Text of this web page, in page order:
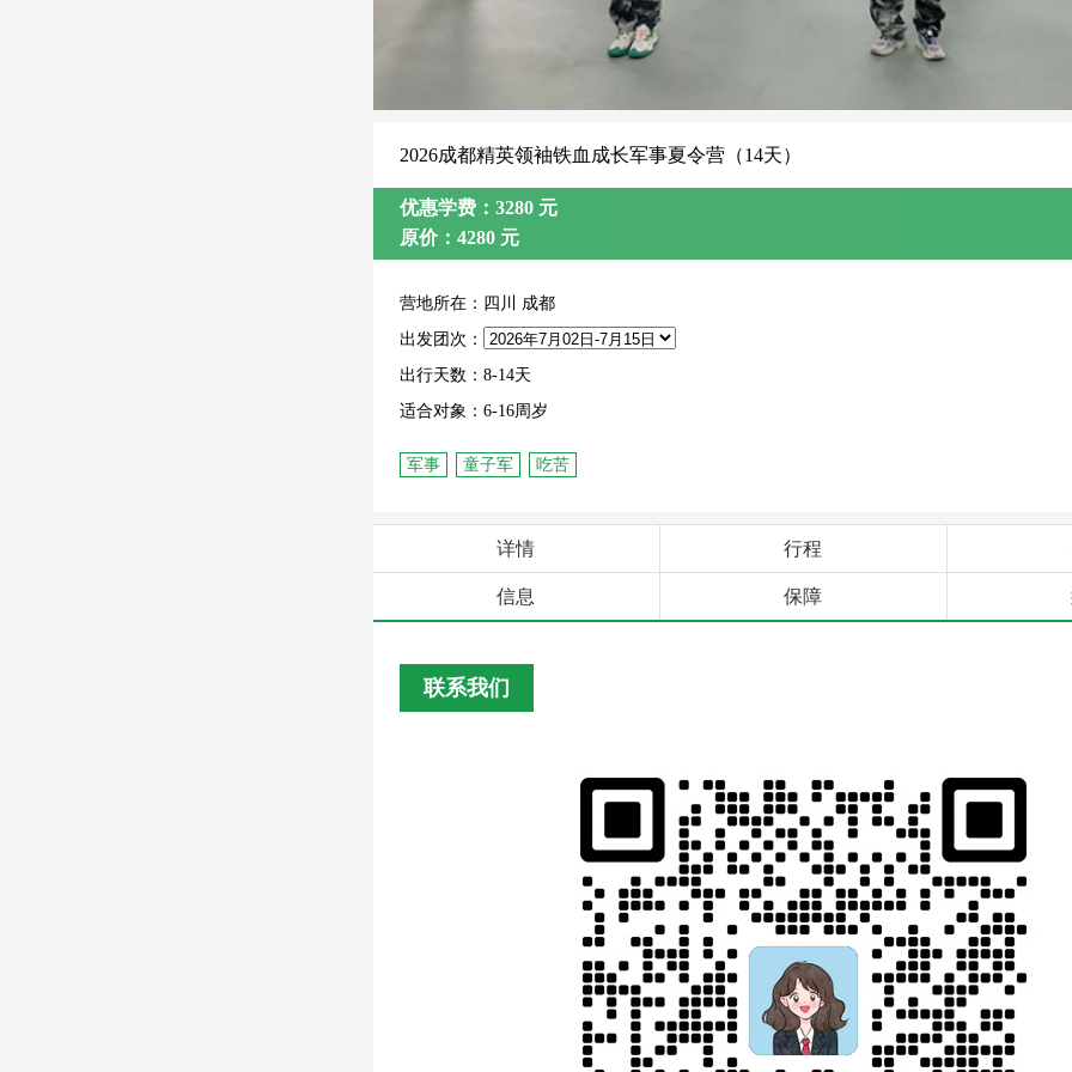
2026成都精英领袖铁血成长军事夏令营（14天）
优惠学费：3280 元
原价：4280 元
营地所在：四川 成都
出发团次：
出行天数：8-14天
适合对象：6-16周岁
军事 童子军 吃苦
详情 行程
信息 保障
联系我们